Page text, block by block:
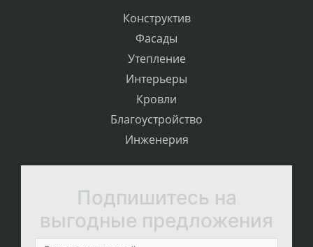
Конструктив
Фасады
Утепление
Интерьеры
Кровли
Благоустройство
Инженерия
Подпишитесь на
выгодные предложения